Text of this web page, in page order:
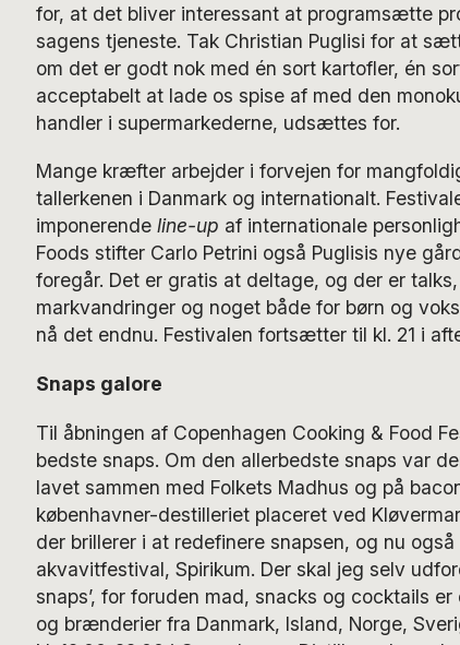
for, at det bliver interessant at programsætte
sagens tjeneste. Tak Christian Puglisi for at
om det er godt nok med én sort kartofler, én
acceptabelt at lade os spise af med den
handler i supermarkederne, udsættes for.
Mange kræfter arbejder i forvejen for
tallerkenen i Danmark og internationalt.
imponerende line-up af internationale
Foods stifter Carlo Petrini også Puglisis nye
foregår. Det er gratis at deltage, og der er
markvandringer og noget både for børn og
nå det endnu. Festivalen fortsætter til kl. 21 i
Snaps galore
Til åbningen af Copenhagen Cooking & Food
bedste snaps. Om den allerbedste snaps var
lavet sammen med Folkets Madhus og på
københavner-destilleriet placeret ved
der brillerer i at redefinere snapsen, og nu
akvavitfestival, Spirikum. Der skal jeg selv
snaps’, for foruden mad, snacks og cocktails
og brænderier fra Danmark, Island, Norge,